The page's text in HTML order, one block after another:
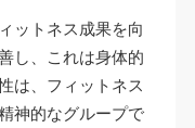
ットネス成果を向
し、これは身体的
は、フィットネス
神的なグループで